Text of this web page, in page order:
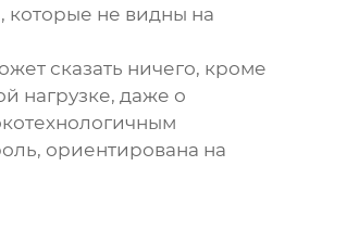
которые не видны на
сказать ничего, кроме
нагрузке, даже о
ориентирована на